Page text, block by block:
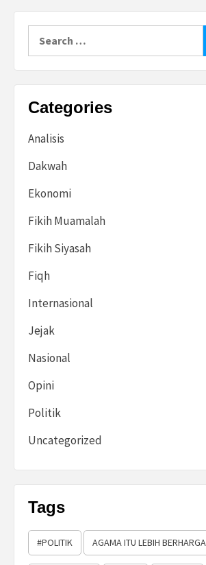
for:
Categories
Analisis
Dakwah
Ekonomi
Fikih Muamalah
Fikih Siyasah
Fiqh
Internasional
Jejak
Nasional
Opini
Politik
Uncategorized
Tags
#POLITIK AGAMA ITU LEBIH BERHARGA